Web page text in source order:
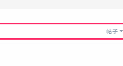
帖子